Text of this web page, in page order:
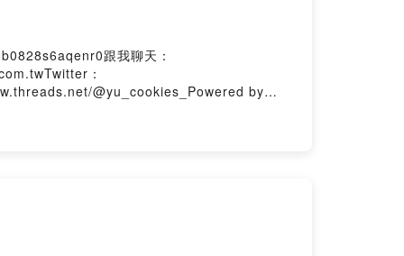
跟我聊天：
：
@yu_cookies_Powered by